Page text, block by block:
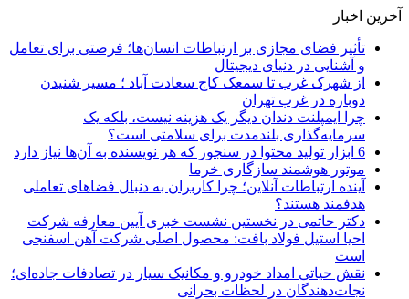
آخرین اخبار
تأثیر فضای مجازی بر ارتباطات انسان‌ها؛ فرصتی برای تعامل
و آشنایی در دنیای دیجیتال
از شهرک غرب تا سمعک کاج سعادت آباد ؛ مسیر شنیدن
دوباره در غرب تهران
چرا ایمپلنت دندان دیگر یک هزینه نیست، بلکه یک
سرمایه‌گذاری بلندمدت برای سلامتی است؟
6 ابزار تولید محتوا در سنجور که هر نویسنده به آن‌ها نیاز دارد
موتور هوشمند سازگاری خرما
آینده ارتباطات آنلاین؛ چرا کاربران به دنبال فضاهای تعاملی
هدفمند هستند؟
دکتر حاتمی در نخستین نشست خبری آیین معارفه شرکت
احیا استیل فولاد بافت: محصول اصلی شرکت آهن اسفنجی
است
نقش حیاتی امداد خودرو و مکانیک سیار در تصادفات جاده‌ای؛
نجات‌دهندگان در لحظات بحرانی